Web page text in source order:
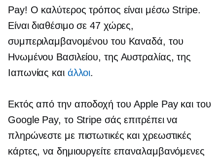
Pay! Ο καλύτερος τρόπος είναι μέσω Stripe.
Είναι διαθέσιμο σε 47 χώρες,
συμπεριλαμβανομένου του Καναδά, του
Ηνωμένου Βασιλείου, της Αυστραλίας, της
Ιαπωνίας και άλλοι.
Εκτός από την αποδοχή του Apple Pay και του
Google Pay, το Stripe σάς επιτρέπει να
πληρώνεστε με πιστωτικές και χρεωστικές
κάρτες, να δημιουργείτε επαναλαμβανόμενες